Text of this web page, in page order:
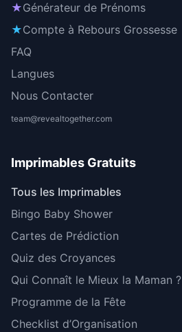
★Générateur de Prénoms
★Compte à Rebours Grossesse
FAQ
Langues
Nous Contacter
team@revealtogether.com
Imprimables Gratuits
Tous les Imprimables
Bingo Baby Shower
Cartes de Prédiction
Quiz des Croyances
Qui Connaît le Mieux la Maman ?
Programme de la Fête
Checklist d’Organisation